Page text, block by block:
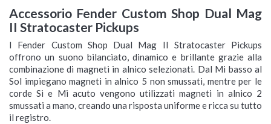
Accessorio Fender Custom Shop Dual Mag
II Stratocaster Pickups
I Fender Custom Shop Dual Mag II Stratocaster Pickups
offrono un suono bilanciato, dinamico e brillante grazie alla
combinazione di magneti in alnico selezionati. Dal Mi basso al
Sol impiegano magneti in alnico 5 non smussati, mentre per le
corde Si e Mi acuto vengono utilizzati magneti in alnico 2
smussati a mano, creando una risposta uniforme e ricca su tutto
il registro.